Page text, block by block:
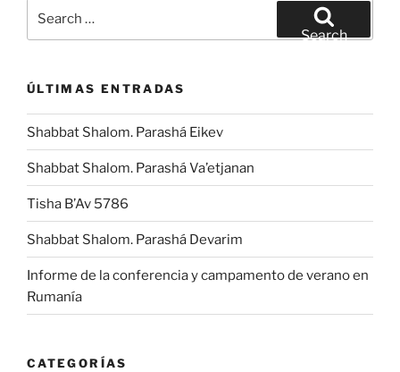
Search
ÚLTIMAS ENTRADAS
Shabbat Shalom. Parashá Eikev
Shabbat Shalom. Parashá Va’etjanan
Tisha B’Av 5786
Shabbat Shalom. Parashá Devarim
Informe de la conferencia y campamento de verano en
Rumanía
CATEGORÍAS